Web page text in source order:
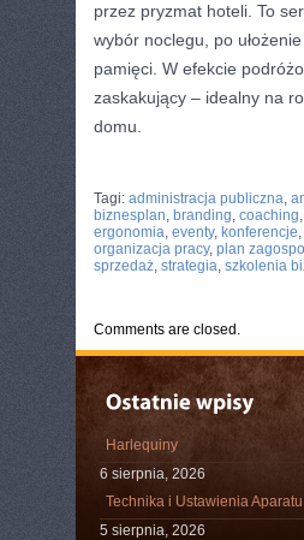
przez pryzmat hoteli. To
wybór noclegu, po
pamięci. W efekcie
zaskakujący – idealny na
domu.
Tagi: administracja publiczna,
biznesplan, branding, coaching,
ergonomia, eventy, konferencje,
organizacja pracy, plan
sprzedaż, strategia, szkolenia
Comments are closed.
Harlequiny
6 sierpnia, 2026
Technika i Ustawienia Aparatu
5 sierpnia, 2026